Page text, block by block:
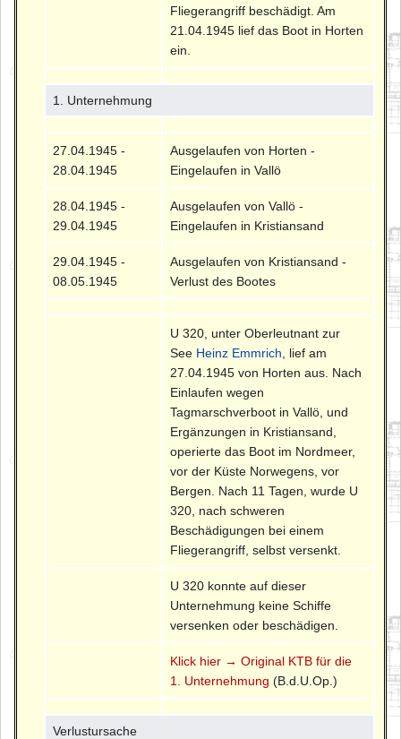
Fliegerangriff beschädigt. Am
21.04.1945 lief das Boot in Horten
ein.
1. Unternehmung
27.04.1945 -
28.04.1945
Ausgelaufen von Horten -
Eingelaufen in Vallö
28.04.1945 -
29.04.1945
Ausgelaufen von Vallö -
Eingelaufen in Kristiansand
29.04.1945 -
08.05.1945
Ausgelaufen von Kristiansand -
Verlust des Bootes
U 320, unter Oberleutnant zur
See Heinz Emmrich , lief am
27.04.1945 von Horten aus. Nach
Einlaufen wegen
Tagmarschverboot in Vallö, und
Ergänzungen in Kristiansand,
operierte das Boot im Nordmeer,
vor der Küste Norwegens, vor
Bergen. Nach 11 Tagen, wurde U
320, nach schweren
Beschädigungen bei einem
Fliegerangriff, selbst versenkt.
U 320 konnte auf dieser
Unternehmung keine Schiffe
versenken oder beschädigen.
Klick hier → Original KTB für die
1. Unternehmung (B.d.U.Op.)
Verlustursache